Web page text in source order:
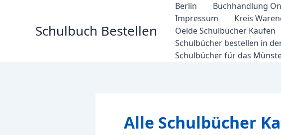
Schulbuch Bestellen
Berlin Buchhandlung
Impressum
Kreis
Oelde Schulbücher Kaufen
Schulbücher bestellen in
Schulbücher für das
Alle Schulbücher